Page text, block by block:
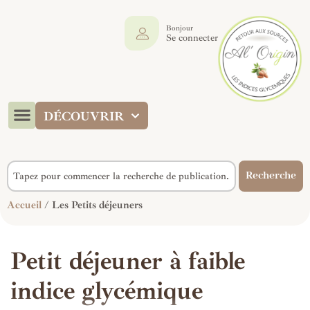
DÉCOUVRIR
Bonjour
Se connecter
Recherche
Accueil / Les Petits déjeuners
Petit déjeuner à faible
indice glycémique